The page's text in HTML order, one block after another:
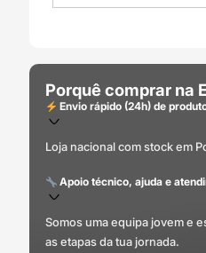
Porquê comprar na
Envio rápido (24h) de
Loja nacional com stock em
Apoio técnico, ajuda e
Somos uma equipa jovem e
as etapas da tua jornada.